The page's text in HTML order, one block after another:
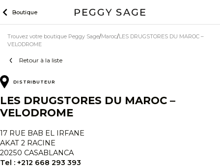
to
Boutique
Retour à la liste
Trouvez votre boutique Peggy Sage Maroc LES DRUGSTORES DU MAROC –
VELODROME
DISTRIBUTEUR
LES DRUGSTORES DU MAROC –
VELODROME
17 RUE BAB EL IRFANE
AKAT 2 RACINE
20250 CASABLANCA
Tel : +212 668 293 393